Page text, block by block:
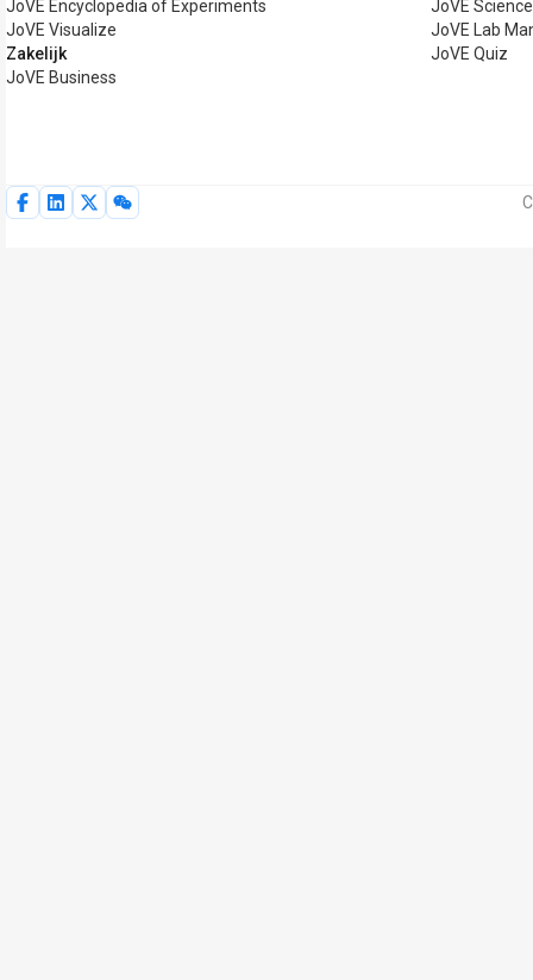
JoVE Encyclopedia of Experiments
JoVE Visualize
Zakelijk
JoVE Business
JoVE
JoVE Lab
JoVE Quiz